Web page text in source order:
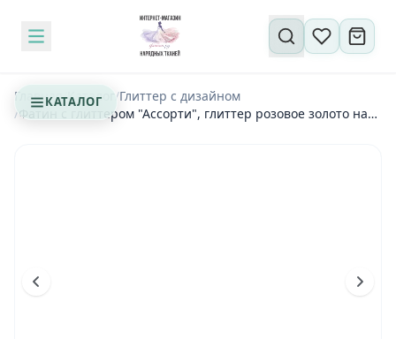
КАТАЛОГ
Поиск по сайту
Главная/Каталог/Глиттер с дизайном
/Фатин с глиттером "Ассорти", глиттер розовое золото на